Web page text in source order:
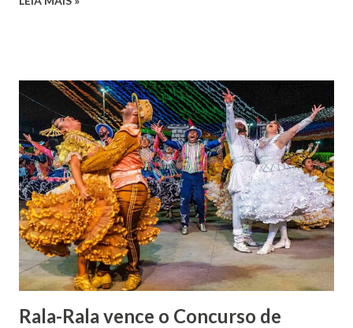
indiciamento para apropriar-se da volumosa herança. Em
1862, transferiu-se para o Rio de Janeiro e casou-se com
uma irmã do Visconde de Uruguai. O Barão de Maruim
apresentou uma grande dedicação à atividade agrícola, que
lhe proporcionou uma grande reserva financeira. João
Gomes de Melo mandou construir a Igreja Matriz de Nosso
Senhor Bom Jesus dos Passos, que foi inaugurada em 1862 e
doada ao vigário Pe. José Joaquim de Vasconcelos. A Igreja
Matriz...
Rala-Rala vence o Concurso de